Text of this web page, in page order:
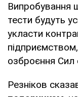
Випробування
тести будуть
укласти
озброєння Сил
Резніков